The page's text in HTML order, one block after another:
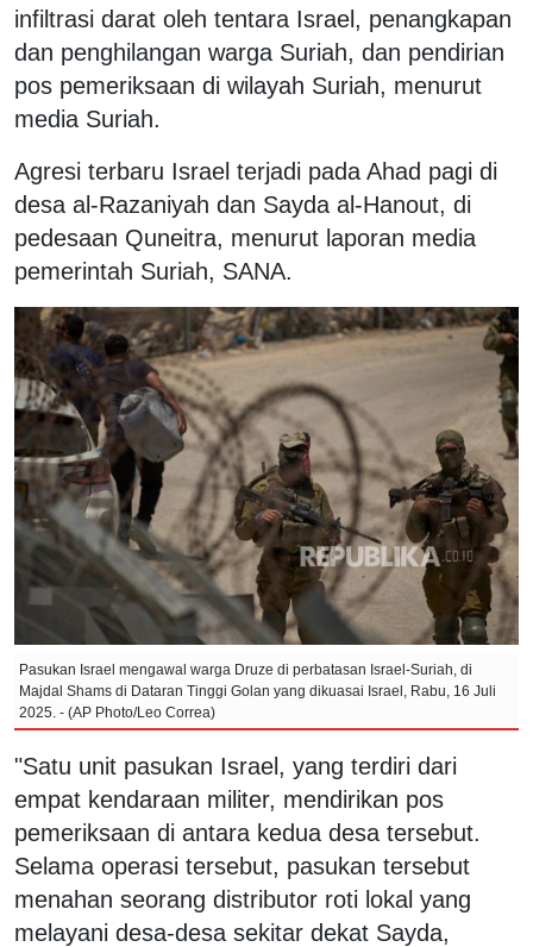
infiltrasi darat oleh tentara Israel, penangkapan
dan penghilangan warga Suriah, dan pendirian
pos pemeriksaan di wilayah Suriah, menurut
media Suriah.
Agresi terbaru Israel terjadi pada Ahad pagi di
desa al-Razaniyah dan Sayda al-Hanout, di
pedesaan Quneitra, menurut laporan media
pemerintah Suriah, SANA.
Pasukan Israel mengawal warga Druze di perbatasan Israel-Suriah, di
Majdal Shams di Dataran Tinggi Golan yang dikuasai Israel, Rabu, 16 Juli
2025. - (AP Photo/Leo Correa)
"Satu unit pasukan Israel, yang terdiri dari
empat kendaraan militer, mendirikan pos
pemeriksaan di antara kedua desa tersebut.
Selama operasi tersebut, pasukan tersebut
menahan seorang distributor roti lokal yang
melayani desa-desa sekitar dekat Sayda,